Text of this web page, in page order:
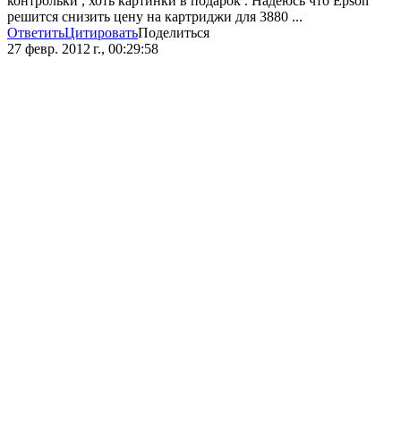
решится снизить цену на картриджи для 3880 ...
ОтветитьЦитироватьПоделиться
27 февр. 2012 г., 00:29:58